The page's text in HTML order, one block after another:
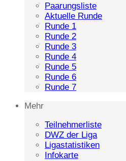
Paarungsliste
Aktuelle Runde
Runde 1
Runde 2
Runde 3
Runde 4
Runde 5
Runde 6
Runde 7
Mehr
Teilnehmerliste
DWZ der Liga
Ligastatistiken
Infokarte